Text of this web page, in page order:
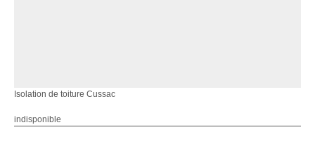
Isolation de toiture Cussac
indisponible